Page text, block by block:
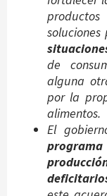
de
alguna
por la
alimentos.
El